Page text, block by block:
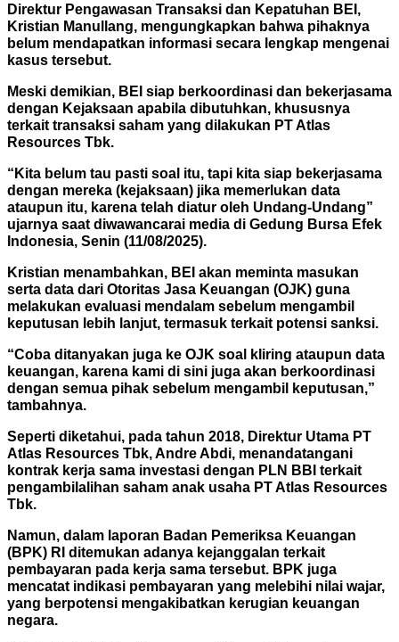
Direktur Pengawasan Transaksi dan Kepatuhan BEI,
Kristian Manullang, mengungkapkan bahwa pihaknya
belum mendapatkan informasi secara lengkap mengenai
kasus tersebut.
Meski demikian, BEI siap berkoordinasi dan bekerjasama
dengan Kejaksaan apabila dibutuhkan, khususnya
terkait transaksi saham yang dilakukan PT Atlas
Resources Tbk.
“Kita belum tau pasti soal itu, tapi kita siap bekerjasama
dengan mereka (kejaksaan) jika memerlukan data
ataupun itu, karena telah diatur oleh Undang-Undang”
ujarnya saat diwawancarai media di Gedung Bursa Efek
Indonesia, Senin (11/08/2025).
Kristian menambahkan, BEI akan meminta masukan
serta data dari Otoritas Jasa Keuangan (OJK) guna
melakukan evaluasi mendalam sebelum mengambil
keputusan lebih lanjut, termasuk terkait potensi sanksi.
“Coba ditanyakan juga ke OJK soal kliring ataupun data
keuangan, karena kami di sini juga akan berkoordinasi
dengan semua pihak sebelum mengambil keputusan,”
tambahnya.
Seperti diketahui, pada tahun 2018, Direktur Utama PT
Atlas Resources Tbk, Andre Abdi, menandatangani
kontrak kerja sama investasi dengan PLN BBI terkait
pengambilalihan saham anak usaha PT Atlas Resources
Tbk.
Namun, dalam laporan Badan Pemeriksa Keuangan
(BPK) RI ditemukan adanya kejanggalan terkait
pembayaran pada kerja sama tersebut. BPK juga
mencatat indikasi pembayaran yang melebihi nilai wajar,
yang berpotensi mengakibatkan kerugian keuangan
negara.